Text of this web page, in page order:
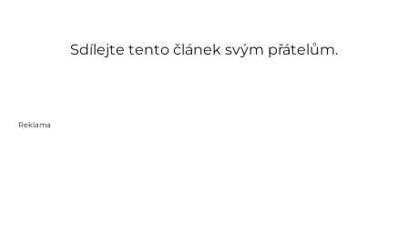
Sdílejte tento článek svým přátelům.
Reklama